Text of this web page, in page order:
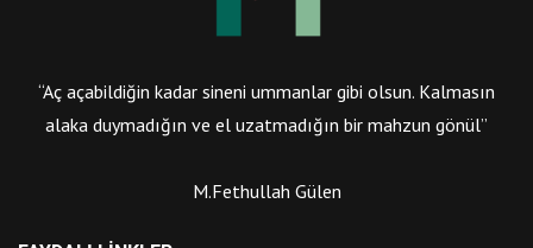
“Aç açabildiğin kadar sineni ummanlar gibi olsun. Kalmasın
alaka duymadığın ve el uzatmadığın bir mahzun gönül”
M.Fethullah Gülen